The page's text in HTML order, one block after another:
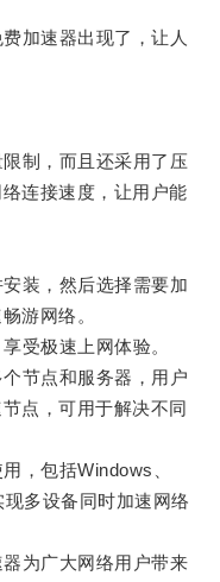
加速器出现了，让人
制，而且还采用了压
连接速度，让用户能
装，然后选择需要加
游网络。
极速上网体验。
节点和服务器，用户
点，可用于解决不同
，包括Windows、
多设备同时加速网络
为广大网络用户带来